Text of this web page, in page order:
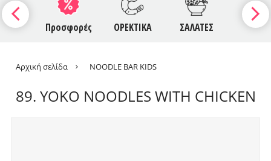
Προσφορές ΟΡΕΚΤΙΚΑ ΣΑΛΑΤΕΣ
Αρχική σελίδα NOODLE BAR KIDS
89. YOKO NOODLES WITH CHICKEN